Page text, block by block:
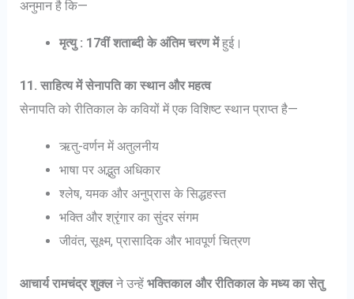
अनुमान है कि—
मृत्यु : 17वीं शताब्दी के अंतिम चरण मेंहुई।
11. साहित्य में सेनापति का स्थान और महत्व
सेनापति को रीतिकाल के कवियों में एक विशिष्ट स्थान प्राप्त है—
ऋतु-वर्णन में अतुलनीय
भाषा पर अद्भुत अधिकार
श्लेष, यमक और अनुप्रास के सिद्धहस्त
भक्ति और श्रृंगार का सुंदर संगम
जीवंत, सूक्ष्म, प्रासादिक और भावपूर्ण चित्रण
आचार्य रामचंद्र शुक्लने उन्हेंभक्तिकाल और रीतिकाल के मध्य का सेतु